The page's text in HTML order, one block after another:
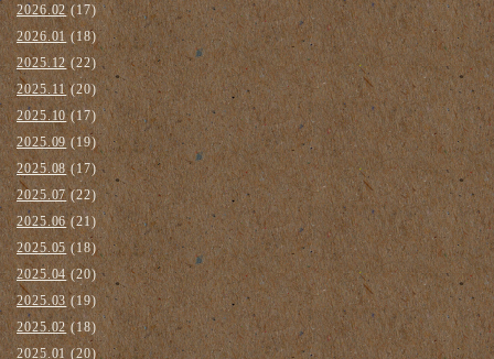
2026.02(17)
2026.01 (18)
2025.12(22)
2025.11(20)
2025.10(17)
2025.09 (19)
2025.08(17)
2025.07(22)
2025.06(21)
2025.05 (18)
2025.04(20)
2025.03(19)
2025.02(18)
2025.01 (20)